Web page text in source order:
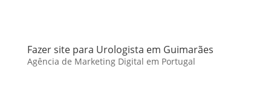
Fazer site para Urologista em Guimarães
Agência de Marketing Digital em Portugal